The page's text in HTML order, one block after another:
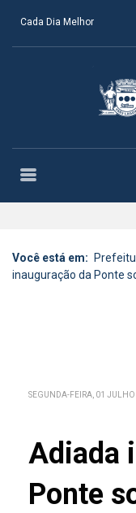
Cada Dia Melhor
Você está em:
inauguração da Ponte
SEGUNDA-FEIRA, 01
Adiada
Ponte